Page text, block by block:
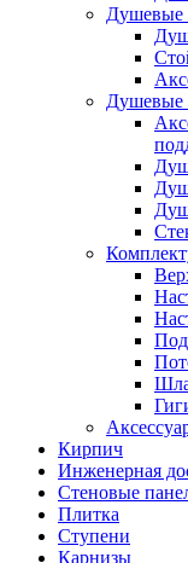
Душевые
Душевые
Кирпич
Инженерная
Стеновые
Плитка
Ступени
Карнизы